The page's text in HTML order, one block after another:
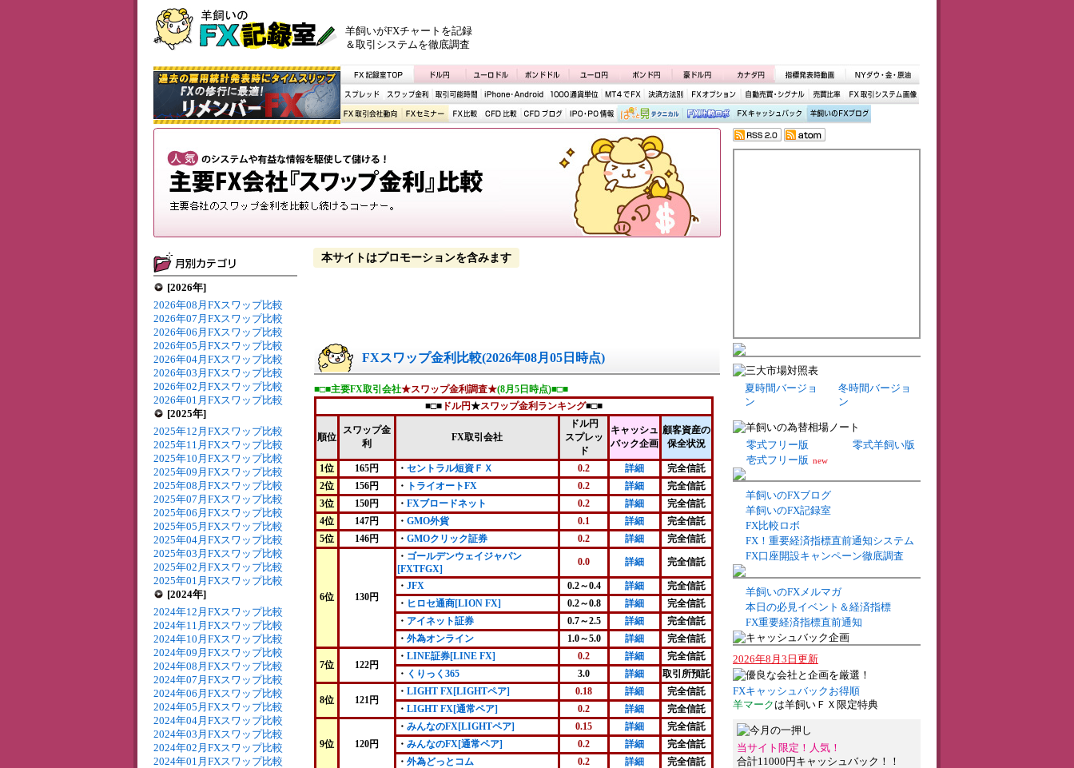
羊飼いがFXチャートを記録
＆取引システムを徹底調査
[2026年]
2026年08月FXスワップ比較
2026年07月FXスワップ比較
2026年06月FXスワップ比較
2026年05月FXスワップ比較
2026年04月FXスワップ比較
2026年03月FXスワップ比較
2026年02月FXスワップ比較
2026年01月FXスワップ比較
[2025年]
2025年12月FXスワップ比較
2025年11月FXスワップ比較
2025年10月FXスワップ比較
2025年09月FXスワップ比較
2025年08月FXスワップ比較
2025年07月FXスワップ比較
2025年06月FXスワップ比較
2025年05月FXスワップ比較
2025年04月FXスワップ比較
2025年03月FXスワップ比較
2025年02月FXスワップ比較
2025年01月FXスワップ比較
[2024年]
2024年12月FXスワップ比較
2024年11月FXスワップ比較
2024年10月FXスワップ比較
2024年09月FXスワップ比較
2024年08月FXスワップ比較
2024年07月FXスワップ比較
2024年06月FXスワップ比較
2024年05月FXスワップ比較
2024年04月FXスワップ比較
2024年03月FXスワップ比較
2024年02月FXスワップ比較
2024年01月FXスワップ比較
本サイトはプロモーションを含みます
FXスワップ金利比較(2026年08月05日時点)
■□■主要FX取引会社★スワップ金利調査★(8月5日時点)■□■
■□■ ドル円★スワップ金利ランキング■□■
順位
スワップ金
利
FX取引会社
ドル円
スプレッ
ド
キャッシュ
バック企画
顧客資産の
保全状況
1位 165円 ・ セントラル短資ＦＸ 0.2 詳細
完全信託
2位
156円 ・ トライオートFX 0.2 詳細
完全信託
3位
150円 ・ FXブロードネット 0.2 詳細
完全信託
4位
147円 ・ GMO外貨 0.1 詳細
完全信託
5位
146円 ・ GMOクリック証券 0.2 詳細 完全信託
6位 130円
・ ゴールデンウェイジャパン
[FXTFGX]
0.0 詳細 完全信託
・ JFX 0.2～0.4 詳細
完全信託
・ ヒロセ通商[LION FX] 0.2～0.8 詳細
完全信託
・ アイネット証券 0.7～2.5 詳細
完全信託
・ 外為オンライン 1.0～5.0 詳細 完全信託
7位 122円
・ LINE証券[LINE FX] 0.2 詳細
完全信託
・ くりっく365 3.0 詳細 取引所預託
8位 121円
・ LIGHT FX[LIGHTペア] 0.18 詳細
完全信託
・ LIGHT FX[通常ペア] 0.2 詳細 完全信託
9位 120円
・ みんなのFX[LIGHTペア] 0.15 詳細
完全信託
・ みんなのFX[通常ペア] 0.2 詳細
完全信託
・ 外為どっとコム 0.2 詳細 完全信託
夏時間バージョ
ン
冬時間バージョ
ン
零式フリー版
零式羊飼い版
壱式フリー版 new
羊飼いのFXブログ
羊飼いのFX記録室
FX比較ロボ
FX！重要経済指標直前通知システム
FX口座開設キャンペーン徹底調査
羊飼いのFXメルマガ
本日の必見イベント＆経済指標
FX重要経済指標直前通知
2026年8月3日更新
FXキャッシュバックお得順
羊マーク は羊飼いＦＸ限定特典
当サイト限定！人気！
合計11000円キャッシュバック！！